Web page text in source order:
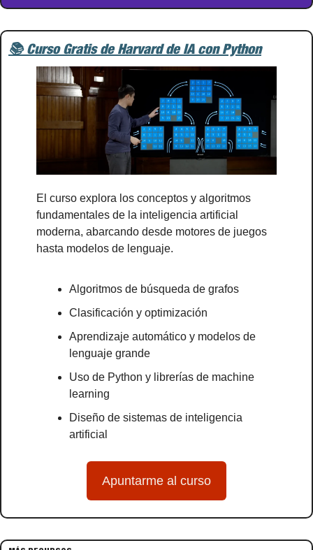
📚 Curso Gratis de Harvard de IA con Python
El curso explora los conceptos y algoritmos
fundamentales de la inteligencia artificial
moderna, abarcando desde motores de juegos
hasta modelos de lenguaje.
Algoritmos de búsqueda de grafos
Clasificación y optimización
Aprendizaje automático y modelos de
lenguaje grande
Uso de Python y librerías de machine
learning
Diseño de sistemas de inteligencia
artificial
Apuntarme al curso